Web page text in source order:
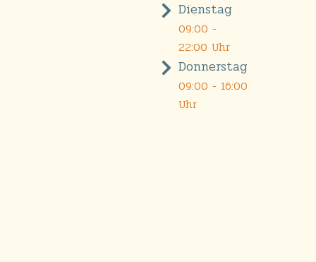
Dienstag
09:00 -
22:00 Uhr
Donnerstag
09:00 - 16:00
Uhr